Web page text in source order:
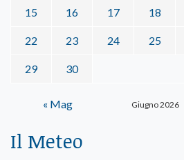
Giugno 2026
15 16 17 18
22 23 24 25
29 30
« Mag
Il Meteo